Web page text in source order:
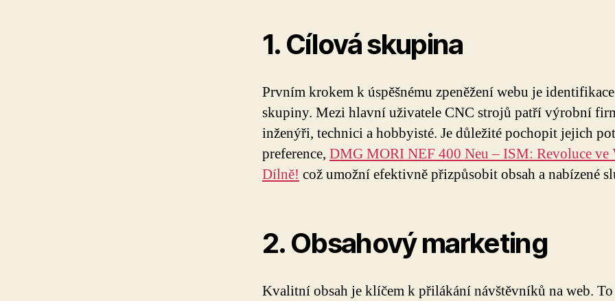
1. Cílová skupina
Prvním krokem k úspěšnému zpeněžení webu je
skupiny. Mezi hlavní uživatele CNC strojů patří výrobní
inženýři, technici a hobbyisté. Je důležité pochopit jejich
preference, DMG MORI NEF 400 Neu – ISM: Revoluce ve
Dílně! což umožní efektivně přizpůsobit obsah a nabízené
2. Obsahový marketing
Kvalitní obsah je klíčem k přilákání návštěvníků na web. To